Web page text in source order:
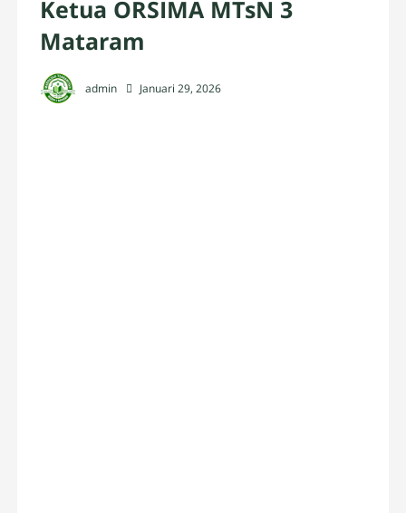
Ketua ORSIMA MTsN 3
Mataram
admin Januari 29, 2026